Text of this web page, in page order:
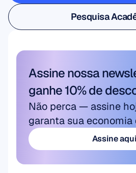
Pesquisa de
Pesquisa
Pesquisa
Assine nossa
ganhe 10% de
Não perca — assine
garanta sua economia
Assine aqui